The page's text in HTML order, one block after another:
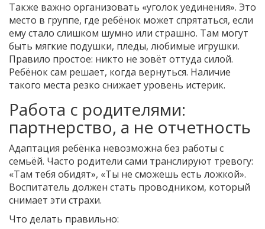
Также важно организовать «уголок уединения». Это
место в группе, где ребёнок может спрятаться, если
ему стало слишком шумно или страшно. Там могут
быть мягкие подушки, пледы, любимые игрушки.
Правило простое: никто не зовёт оттуда силой.
Ребёнок сам решает, когда вернуться. Наличие
такого места резко снижает уровень истерик.
Работа с родителями:
партнерство, а не отчетность
Адаптация ребёнка невозможна без работы с
семьёй. Часто родители сами транслируют тревогу:
«Там тебя обидят», «Ты не сможешь есть ложкой».
Воспитатель должен стать проводником, который
снимает эти страхи.
Что делать правильно: